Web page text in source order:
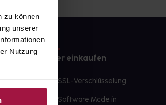
zu können
unserer
Nutzung
Sicher einkaufen
SSL-Verschlüsselung
Software Made in